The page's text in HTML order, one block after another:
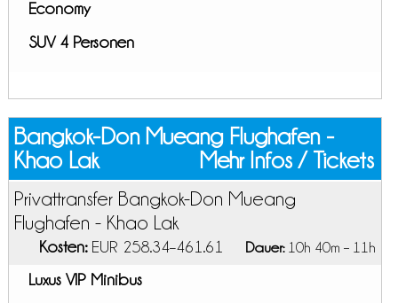
Economy
SUV 4 Personen
Bangkok-Don Mueang Flughafen -
Khao Lak
Mehr Infos / Tickets
Privattransfer Bangkok-Don Mueang
Flughafen - Khao Lak
Kosten:EUR 258.34–461.61 Dauer:10h 40m – 11h
Luxus VIP Minibus